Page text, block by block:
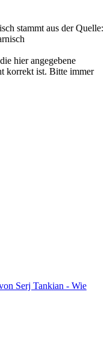
stammt aus der Quelle:
hier angegebene
korrekt ist. Bitte immer
Serj Tankian - Wie